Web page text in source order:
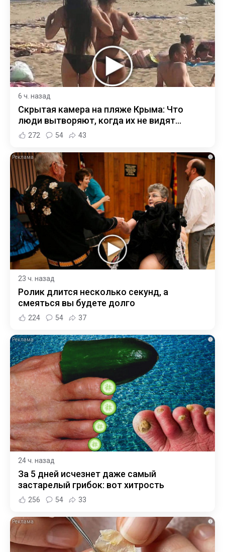
6 ч. назад
Скрытая камера на пляже Крыма: Что
люди вытворяют, когда их не видят...
272 54 43
i
23 ч. назад
Ролик длится несколько секунд, а
смеяться вы будете долго
224 54 37
i
24 ч. назад
За 5 дней исчезнет даже самый
застарелый грибок: вот хитрость
256 54 33
i